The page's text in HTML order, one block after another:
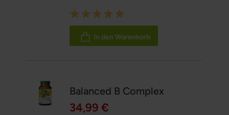
Rating:
100%
In den Warenkorb
Balanced B Complex
34,99 €